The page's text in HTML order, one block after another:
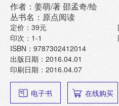
作者：姜萌/著 邵孟奇/绘
丛书名：原点阅读
定价：39元
印次：1-1
ISBN：9787302412014
出版日期：2016.04.01
印刷日期：2016.04.07
电子书 在线购买